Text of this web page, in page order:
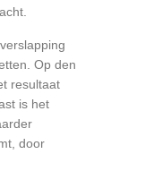
Op den
resultaat
is het
door